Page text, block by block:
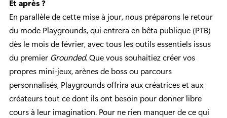
Et après ?
En parallèle de cette mise à jour, nous préparons le retour
du mode Playgrounds, qui entrera en bêta publique (PTB)
dès le mois de février, avec tous les outils essentiels issus
du premier Grounded. Que vous souhaitiez créer vos
propres mini-jeux, arènes de boss ou parcours
personnalisés, Playgrounds offrira aux créatrices et aux
créateurs tout ce dont ils ont besoin pour donner libre
cours à leur imagination. Pour ne rien manquer de ce qui